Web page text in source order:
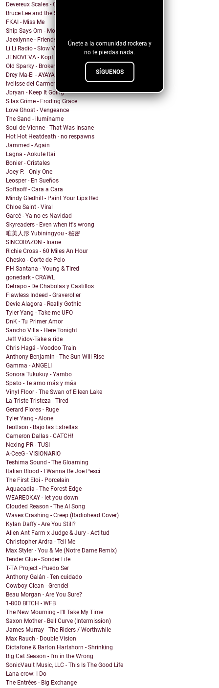
Únete a la comunidad rockera y
no te pierdas nada.
SÍGUENOS
Devereux Scales - Close Your Eyes and Sing!
Bruce Lee and the Streetfighters - Lost Your Head
FKAI - Miss Me
Ship Says Om - Mother Director
Jaexlynne - Friends Like You
Li Li Radio - Slow View
JENOVEVA - Kopf auf
Old Sparky - Broken City Blues
Drey Ma-El - AYAYAI
Ivelisse del Carmen - Mi Sangre Baila
Jbryan - Keep It Going
Silas Grime - Eroding Grace
Love Ghost - Vengeance
The Sand - ilumíname
Soul de Vienne - That Was Insane
Hot Hot Heatdeath - no respawns
Jammed - Again
Lagna - Aokute Itai
Bonier - Cristales
Joey P. - Only One
Leosper - En Sueños
Softsoff - Cara a Cara
Mindy Gledhill - Paint Your Lips Red
Chloe Saint - Viral
Garcé - Ya no es Navidad
Skyreaders - Even when it's wrong
唯美人形 Yubiningyou - 秘密
SINCORAZON - Inane
Richie Cross - 60 Miles An Hour
Chesko - Corte de Pelo
PH Santana - Young & Tired
gonedark - CRAWL
Detrapo - De Chabolas y Castillos
Flawless Indeed - Graveroller
Devie Alagora - Really Gothic
Tyler Yang - Take me UFO
DnK - Tu Primer Amor
Sancho Villa - Here Tonight
Jeff Vidov-Take a ride
Chris Hagá - Voodoo Train
Anthony Benjamin - The Sun Will Rise
Gamma - ANGELI
Sonora Tukukuy - Yambo
Spato - Te amo más y más
Vinyl Floor - The Swan of Eileen Lake
La Triste Tristeza - Tired
Gerard Flores - Ruge
Tyler Yang - Alone
Teotlson - Bajo las Estrellas
Cameron Dallas - CATCH!
Nexing PR - TUSI
A-CeeG - VISIONARIO
Teshima Sound - The Gloaming
Italian Blood - I Wanna Be Joe Pesci
The First Eloi - Porcelain
Aquacadia - The Forest Edge
WEAREOKAY - let you down
Clouded Reason - The AI Song
Waves Crashing - Creep (Radiohead Cover)
Kylan Daffy - Are You Still?
Alien Ant Farm x Judge & Jury - Actitud
Christopher Ardra - Tell Me
Max Styler - You & Me (Notre Dame Remix)
Tender Glue - Sonder Life
T-TA Project - Puedo Ser
Anthony Galán - Ten cuidado
Cowboy Clean - Grendel
Beau Morgan - Are You Sure?
1-800 BITCH - WFB
The New Mourning - I'll Take My Time
Saxon Mother - Bell Curve (Intermission)
James Murray - The Riders / Worthwhile
Max Rauch - Double Vision
Dictafone & Barton Hartshorn - Shrinking
Big Cat Season - I'm in the Wrong
SonicVault Music, LLC - This Is The Good Life
Lana crow: I Do
The Entrées - Big Exchange